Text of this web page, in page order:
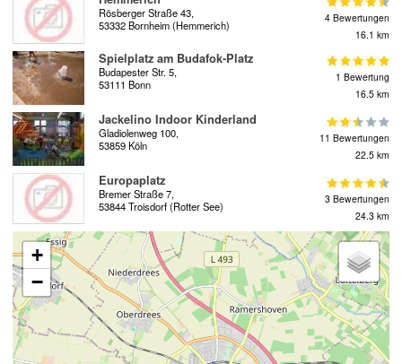
Rösberger Straße 43,
53332 Bornheim (Hemmerich)
4 Bewertungen
16.1 km
Spielplatz am Budafok-Platz
Budapester Str. 5,
53111 Bonn
1 Bewertung
16.5 km
Jackelino Indoor Kinderland
Gladiolenweg 100,
53859 Köln
11 Bewertungen
22.5 km
Europaplatz
Bremer Straße 7,
53844 Troisdorf (Rotter See)
3 Bewertungen
24.3 km
+
−